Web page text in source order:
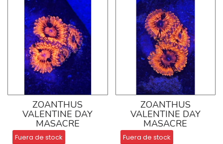
ZOANTHUS
VALENTINE DAY
MASACRE
Fuera de stock
ZOANTHUS
VALENTINE DAY
MASACRE
Fuera de stock